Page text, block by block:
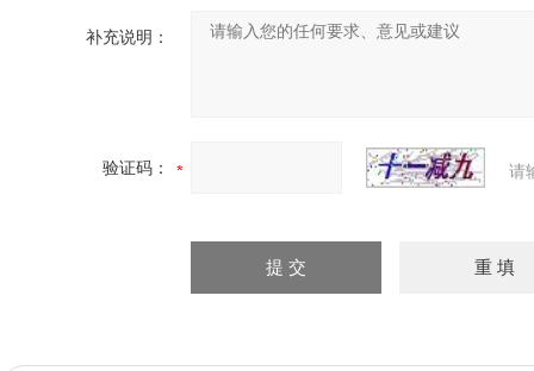
补充说明：
验证码： 请